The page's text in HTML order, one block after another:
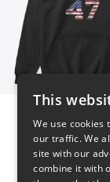
This
We use cookies
our traffic. We
site with our
combine it with